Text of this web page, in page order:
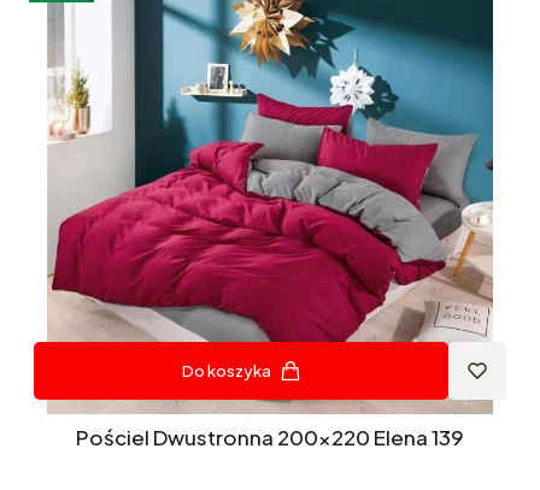
Do koszyka
Pościel Dwustronna 200x220 Elena 139